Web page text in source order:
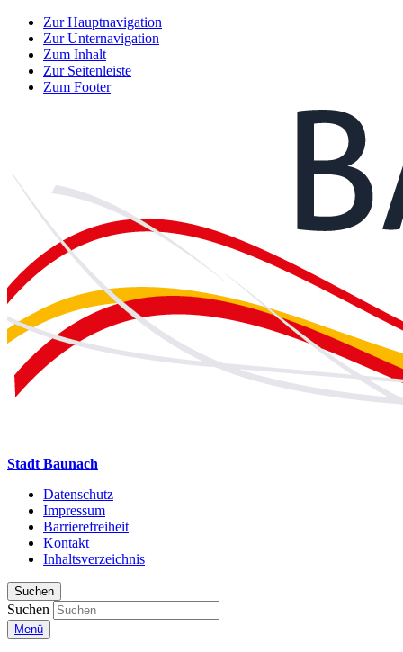
Zur Hauptnavigation
Zur Unternavigation
Zum Inhalt
Zur Seitenleiste
Zum Footer
Stadt Baunach
Datenschutz
Impressum
Barrierefreiheit
Kontakt
Inhaltsverzeichnis
Suchen
Suchen
Menü